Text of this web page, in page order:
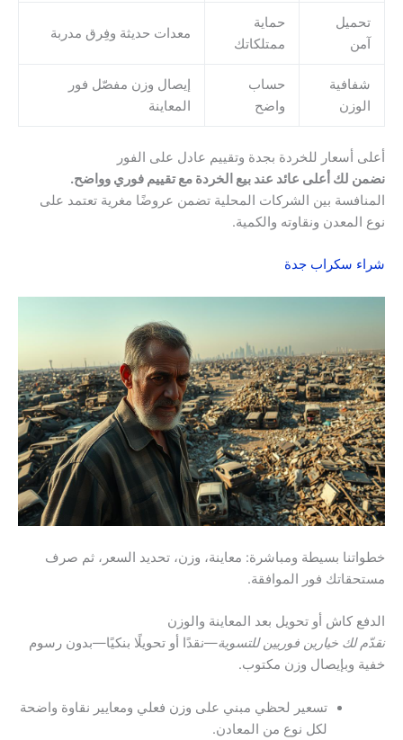
تحميل
آمن
حماية
ممتلكاتك
معدات حديثة وفِرق مدربة
شفافية
الوزن
حساب
واضح
إيصال وزن مفصّل فور
المعاينة
أعلى أسعار للخردة بجدة وتقييم عادل على الفور
نضمن لك أعلى عائد عند بيع الخردة مع تقييم فوري وواضح.
المنافسة بين الشركات المحلية تضمن عروضًا مغرية تعتمد على
نوع المعدن ونقاوته والكمية.
شراء سكراب جدة
خطواتنا بسيطة ومباشرة: معاينة، وزن، تحديد السعر، ثم صرف
مستحقاتك فور الموافقة.
الدفع كاش أو تحويل بعد المعاينة والوزن
نقدّم لك خيارين فوريين للتسوية—نقدًا أو تحويلًا بنكيًا—بدون رسوم
خفية وبإيصال وزن مكتوب.
تسعير لحظي مبني على وزن فعلي ومعايير نقاوة واضحة
لكل نوع من المعادن.